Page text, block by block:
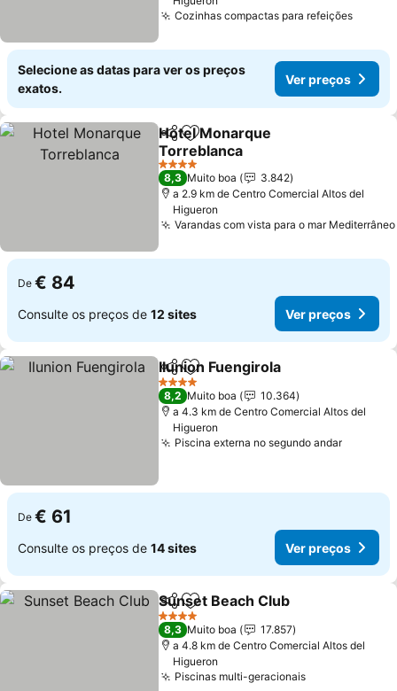
Cozinhas compactas para refeições
Selecione as datas para ver os preços
exatos.
Ver preços
PartilharAdicionar aos favoritos
Hotel Monarque
Torreblanca
4 Estrelas
8,3 Muito boa
3.842
a 2.9 km de Centro Comercial Altos del
Higueron
Varandas com vista para o mar Mediterrâneo
De € 84
Consulte os preços de 12 sites Ver preços
PartilharAdicionar aos favoritos
Ilunion Fuengirola
4 Estrelas
8,2 Muito boa
10.364
a 4.3 km de Centro Comercial Altos del
Higueron
Piscina externa no segundo andar
De € 61
Consulte os preços de 14 sites Ver preços
PartilharAdicionar aos favoritos
Sunset Beach Club
4 Estrelas
8,3 Muito boa
17.857
a 4.8 km de Centro Comercial Altos del
Higueron
Piscinas multi-geracionais